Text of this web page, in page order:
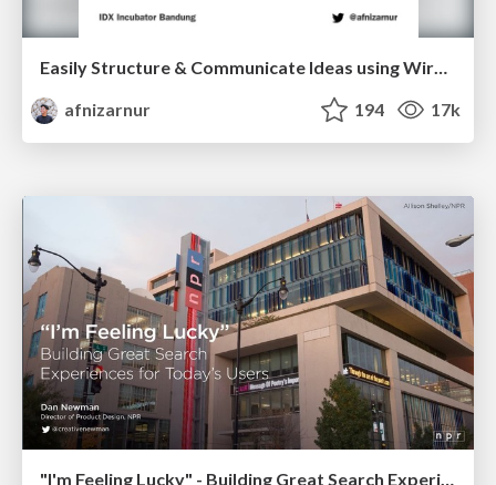
Easily Structure & Communicate Ideas using Wireframe
afnizarnur
194 17k
"I'm Feeling Lucky" - Building Great Search Experiences for Today's Users (#IAC19)